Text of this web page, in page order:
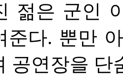
젊은 군인
준다. 뿐만
공연장을